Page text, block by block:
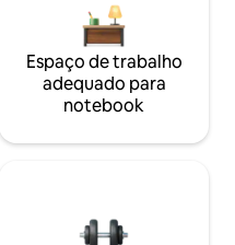
Espaço de trabalho
adequado para
notebook